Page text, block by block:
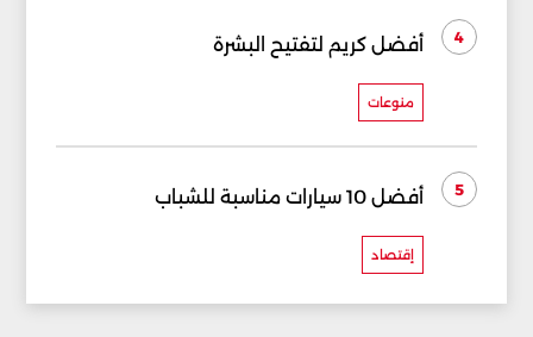
4 أفضل كريم لتفتيح البشرة
منوعات
5 أفضل 10 سيارات مناسبة للشباب
إقتصاد